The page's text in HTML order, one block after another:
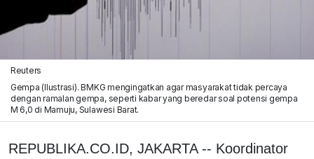
Reuters
Gempa (Ilustrasi). BMKG mengingatkan agar masyarakat tidak percaya
dengan ramalan gempa, seperti kabar yang beredar soal potensi gempa
M 6,0 di Mamuju, Sulawesi Barat.
REPUBLIKA.CO.ID, JAKARTA -- Koordinator